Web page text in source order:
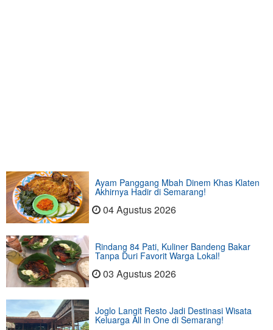
Ayam Panggang Mbah Dinem Khas Klaten
Akhirnya Hadir di Semarang!
04 Agustus 2026
Rindang 84 Pati, Kuliner Bandeng Bakar
Tanpa Duri Favorit Warga Lokal!
03 Agustus 2026
Joglo Langit Resto Jadi Destinasi Wisata
Keluarga All in One di Semarang!